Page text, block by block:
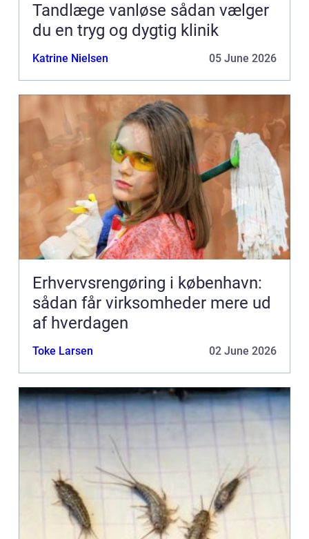
Tandlæge vanløse sådan vælger
du en tryg og dygtig klinik
Katrine Nielsen 05 June 2026
Erhvervsrengøring i københavn:
sådan får virksomheder mere ud
af hverdagen
Toke Larsen 02 June 2026